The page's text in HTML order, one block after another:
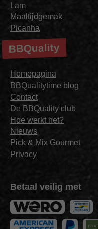
Lam
Maaltijdgemak
Picanha
BBQuality
Homepagina
BBQualitytime blog
Contact
De BBQuality club
Hoe werkt het?
Nieuws
Pick & Mix Gourmet
Privacy
Betaal veilig met